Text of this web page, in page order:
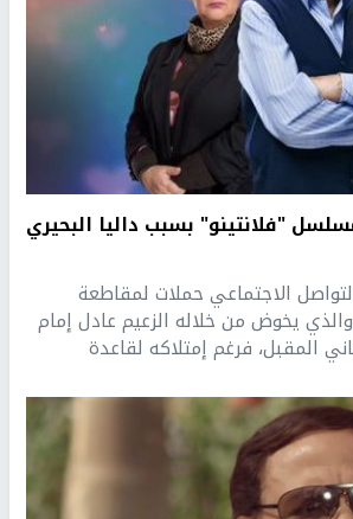
"فلانتينو" بسبب داليا البحيري
الاجتماعي حملات لمقاطعة
يخوض من خلاله الزعيم عادل إمام
المقبل، فرغم إمتلاكه لقاعدة